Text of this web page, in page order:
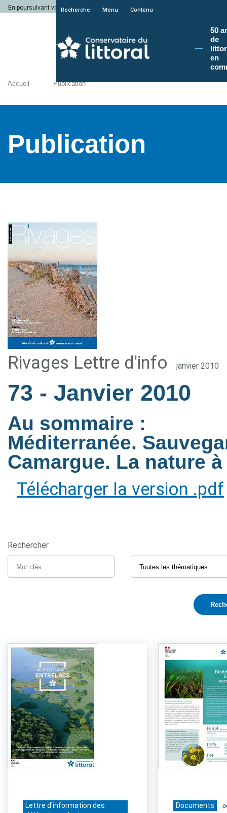
En poursuivant votre navigation sur le site du Conservatoire du littoral, vous
Recherche Menu Contenu
50
de
en
Accueil Publication
Publication
Rivages Lettre d'info janvier 2010
73 - Janvier 2010
Au sommaire :
Méditerranée.
Camargue. La nature
Télécharger la version .pdf
Rechercher
Lettre d'information des
Documents